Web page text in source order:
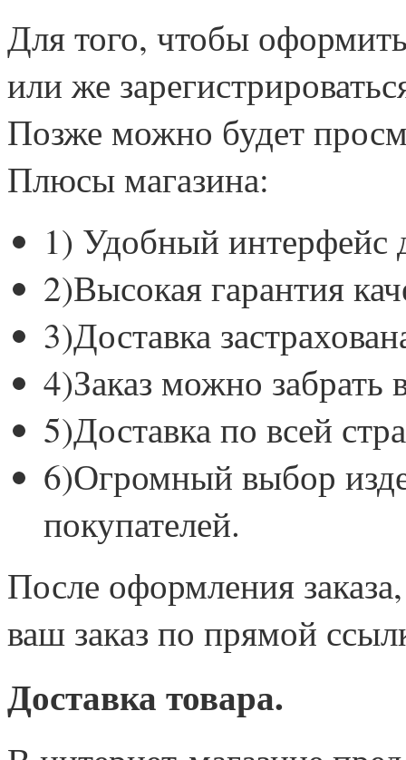
Для того, чтобы
или же
Позже можно будет
Плюсы магазина:
1) Удобный интерфейс
2)Высокая гарантия
3)Доставка
4)Заказ можно
5)Доставка по всей
6)Огромный выбор
покупателей.
После оформления
ваш заказ по прямой
Доставка товара.